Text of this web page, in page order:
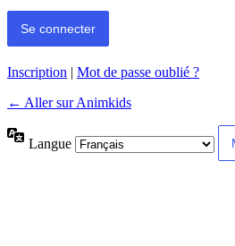
Inscription | Mot de passe oublié ?
← Aller sur Animkids
Langue